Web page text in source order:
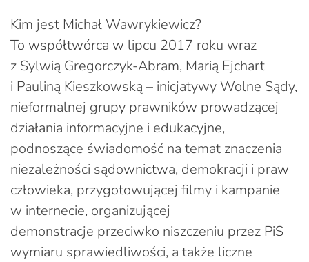
Kim jest Michał Wawrykiewicz?
To współtwórca w lipcu 2017 roku wraz
z Sylwią Gregorczyk-Abram, Marią Ejchart
i Pauliną Kieszkowską – inicjatywy Wolne Sądy,
nieformalnej grupy prawników prowadzącej
działania informacyjne i edukacyjne,
podnoszące świadomość na temat znaczenia
niezależności sądownictwa, demokracji i praw
człowieka, przygotowującej filmy i kampanie
w internecie, organizującej
demonstracje przeciwko niszczeniu przez PiS
wymiaru sprawiedliwości, a także liczne